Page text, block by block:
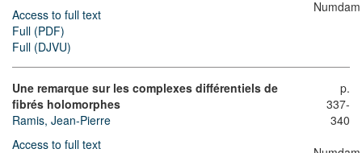
Access to full text
Full (PDF)
Full (DJVU)
Numdam
Une remarque sur les complexes différentiels de
fibrés holomorphes
Ramis, Jean-Pierre
Access to full text
p.
337-
340